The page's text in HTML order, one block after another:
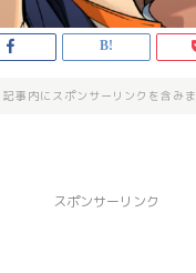
記事内にスポンサーリンクを含み
スポンサーリンク